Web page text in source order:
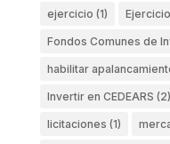
ejercicio (1)
Fondos Comunes de
habilitar
Invertir en CEDEARS (2)
licitaciones (1)